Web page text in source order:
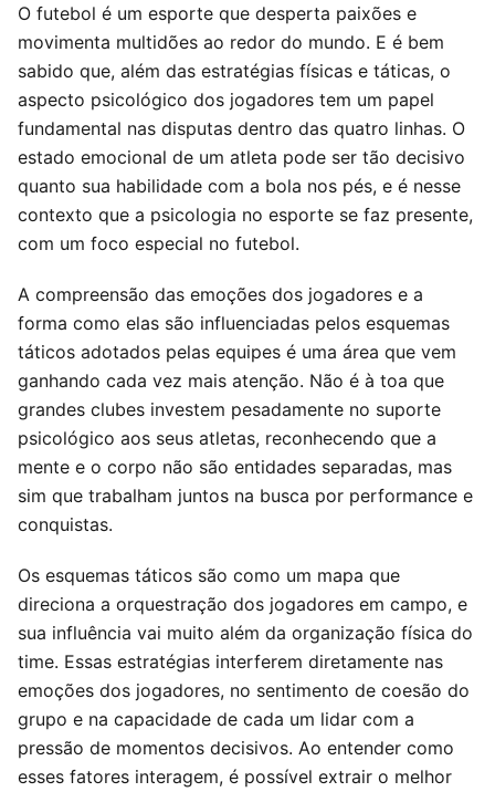
O futebol é um esporte que desperta paixões e
movimenta multidões ao redor do mundo. E é bem
sabido que, além das estratégias físicas e táticas, o
aspecto psicológico dos jogadores tem um papel
fundamental nas disputas dentro das quatro linhas. O
estado emocional de um atleta pode ser tão decisivo
quanto sua habilidade com a bola nos pés, e é nesse
contexto que a psicologia no esporte se faz presente,
com um foco especial no futebol.
A compreensão das emoções dos jogadores e a
forma como elas são influenciadas pelos esquemas
táticos adotados pelas equipes é uma área que vem
ganhando cada vez mais atenção. Não é à toa que
grandes clubes investem pesadamente no suporte
psicológico aos seus atletas, reconhecendo que a
mente e o corpo não são entidades separadas, mas
sim que trabalham juntos na busca por performance e
conquistas.
Os esquemas táticos são como um mapa que
direciona a orquestração dos jogadores em campo, e
sua influência vai muito além da organização física do
time. Essas estratégias interferem diretamente nas
emoções dos jogadores, no sentimento de coesão do
grupo e na capacidade de cada um lidar com a
pressão de momentos decisivos. Ao entender como
esses fatores interagem, é possível extrair o melhor